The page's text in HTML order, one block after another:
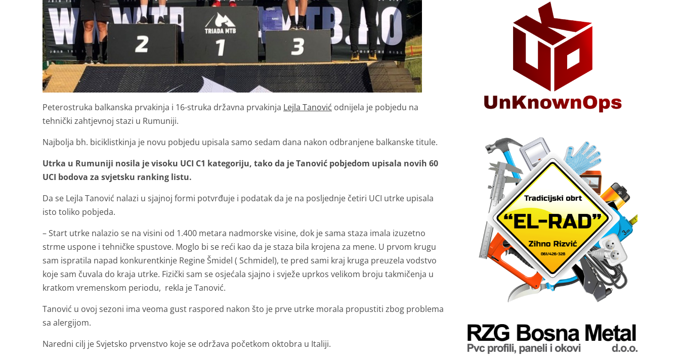
Peterostruka balkanska prvakinja i 16-struka državna prvakinja Lejla Tanović odnijela je pobjedu na
tehnički zahtjevnoj stazi u Rumuniji.
Najbolja bh. biciklistkinja je novu pobjedu upisala samo sedam dana nakon odbranjene balkanske titule.
Utrka u Rumuniji nosila je visoku UCI C1 kategoriju, tako da je Tanović pobjedom upisala novih 60
UCI bodova za svjetsku ranking listu.
Da se Lejla Tanović nalazi u sjajnoj formi potvrđuje i podatak da je na posljednje četiri UCI utrke upisala
isto toliko pobjeda.
– Start utrke nalazio se na visini od 1.400 metara nadmorske visine, dok je sama staza imala izuzetno
strme uspone i tehničke spustove. Moglo bi se reći kao da je staza bila krojena za mene. U prvom krugu
sam ispratila napad konkurentkinje Regine Šmidel ( Schmidel), te pred sami kraj kruga preuzela vodstvo
koje sam čuvala do kraja utrke. Fizički sam se osjećala sjajno i svježe uprkos velikom broju takmičenja u
kratkom vremenskom periodu, rekla je Tanović.
Tanović u ovoj sezoni ima veoma gust raspored nakon što je prve utrke morala propustiti zbog problema
sa alergijom.
Naredni cilj je Svjetsko prvenstvo koje se održava početkom oktobra u Italiji.